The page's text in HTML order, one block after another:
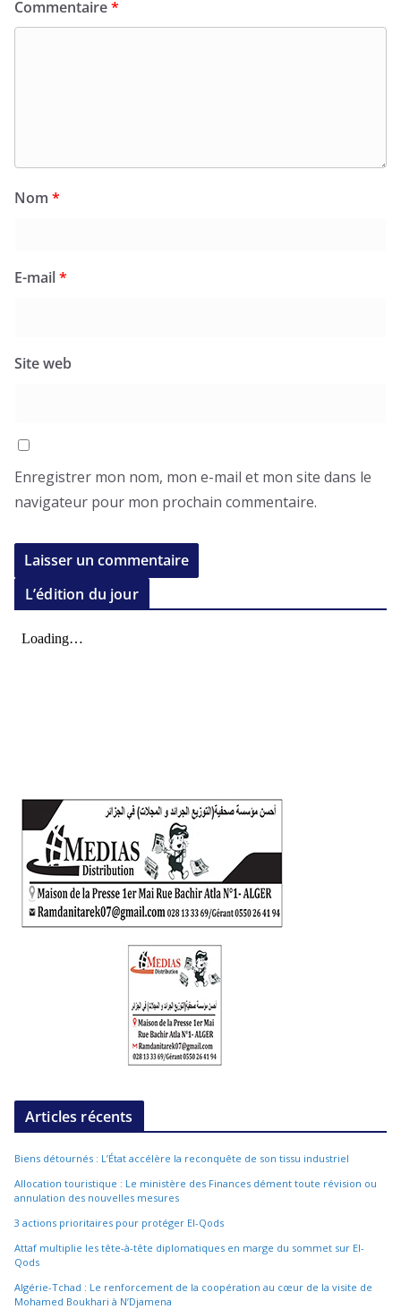
Commentaire*
Nom *
E-mail*
Site web
Enregistrer mon nom, mon e-mail et mon site dans le
navigateur pour mon prochain commentaire.
L’édition du jour
Articles récents
Biens détournés : L’État accélère la reconquête de son tissu industriel
Allocation touristique : Le ministère des Finances dément toute révision ou
annulation des nouvelles mesures
3 actions prioritaires pour protéger El-Qods
Attaf multiplie les tête-à-tête diplomatiques en marge du sommet sur El-
Qods
Algérie-Tchad : Le renforcement de la coopération au cœur de la visite de
Mohamed Boukhari à N’Djamena